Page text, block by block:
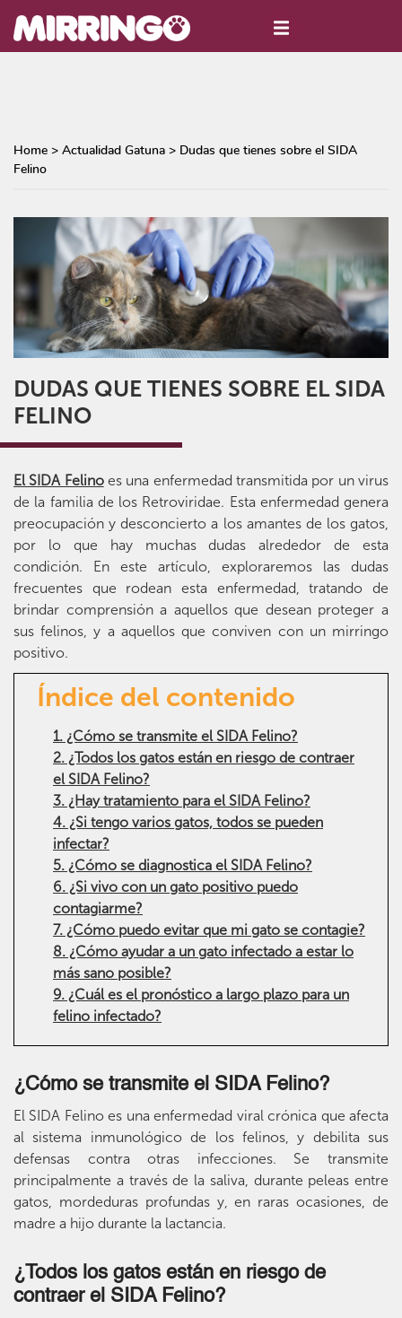
Home > Actualidad Gatuna > Dudas que tienes sobre el SIDA
Felino
DUDAS QUE TIENES SOBRE EL SIDA
FELINO
El SIDA Felinoes una enfermedad transmitida por un virus
de la familia de los Retroviridae. Esta enfermedad genera
preocupación y desconcierto a los amantes de los gatos,
por lo que hay muchas dudas alrededor de esta
condición. En este artículo, exploraremos las dudas
frecuentes que rodean esta enfermedad, tratando de
brindar comprensión a aquellos que desean proteger a
sus felinos, y a aquellos que conviven con un mirringo
positivo.
Índice del contenido
1. ¿Cómo se transmite el SIDA Felino?
2. ¿Todos los gatos están en riesgo de contraer
el SIDA Felino?
3. ¿Hay tratamiento para el SIDA Felino?
4. ¿Si tengo varios gatos, todos se pueden
infectar?
5. ¿Cómo se diagnostica el SIDA Felino?
6. ¿Si vivo con un gato positivo puedo
contagiarme?
7. ¿Cómo puedo evitar que mi gato se contagie?
8. ¿Cómo ayudar a un gato infectado a estar lo
más sano posible?
9. ¿Cuál es el pronóstico a largo plazo para un
felino infectado?
¿Cómo se transmite el SIDA Felino?
El SIDA Felino es una enfermedad viral crónica que afecta
al sistema inmunológico de los felinos, y debilita sus
defensas contra otras infecciones. Se transmite
principalmente a través de la saliva, durante peleas entre
gatos, mordeduras profundas y, en raras ocasiones, de
madre a hijo durante la lactancia.
¿Todos los gatos están en riesgo de
contraer el SIDA Felino?